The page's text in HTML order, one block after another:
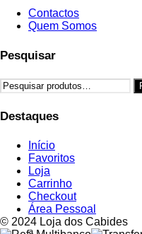
Contactos
Quem Somos
Pesquisar
Pesquisar
por:
Destaques
Início
Favoritos
Loja
Carrinho
Checkout
Área Pessoal
© 2024 Loja dos Cabides